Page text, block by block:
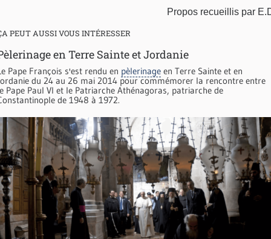
Propos recueillis par
PEUT AUSSI VOUS INTÉRESSER
en Terre Sainte et Jordanie
Pape François s'est rendu en pèlerinage en Terre Sainte et en
du 24 au 26 mai 2014 pour commémorer la rencontre entre
Pape Paul VI et le Patriarche Athénagoras, patriarche de
de 1948 à 1972.